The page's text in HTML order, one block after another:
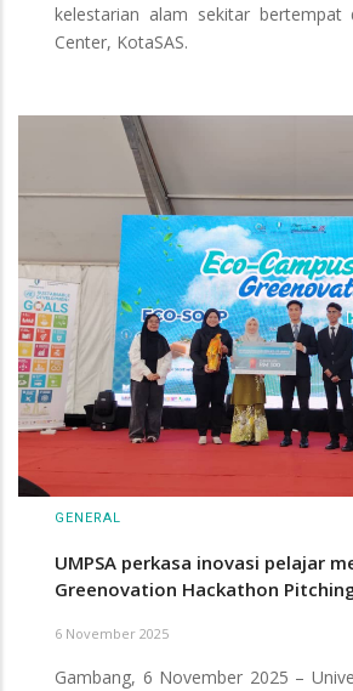
kelestarian alam sekitar bertempat
Center, KotaSAS.
GENERAL
UMPSA perkasa inovasi pelajar
Greenovation Hackathon
6 November 2025
Gambang, 6 November 2025 –